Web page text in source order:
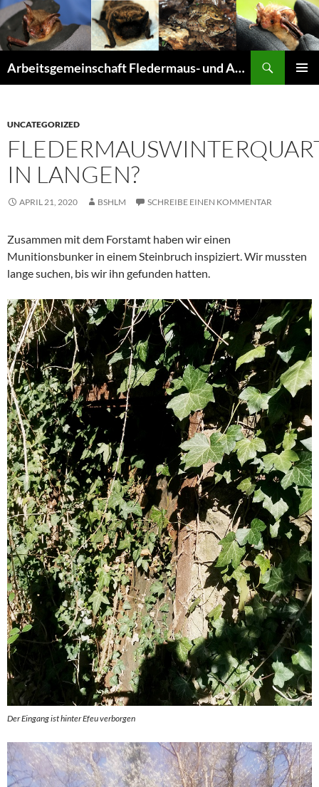
Arbeitsgemeinschaft Fledermaus- und Amphibienschutz Seligenstadt und Mainhausen
UNCATEGORIZED
IN LANGEN?
APRIL 21, 2020 BSHLM SCHREIBE EINEN KOMMENTAR
Zusammen mit dem Forstamt haben wir einen
Munitionsbunker in einem Steinbruch inspiziert. Wir mussten
lange suchen, bis wir ihn gefunden hatten.
Der Eingang ist hinter Efeu verborgen